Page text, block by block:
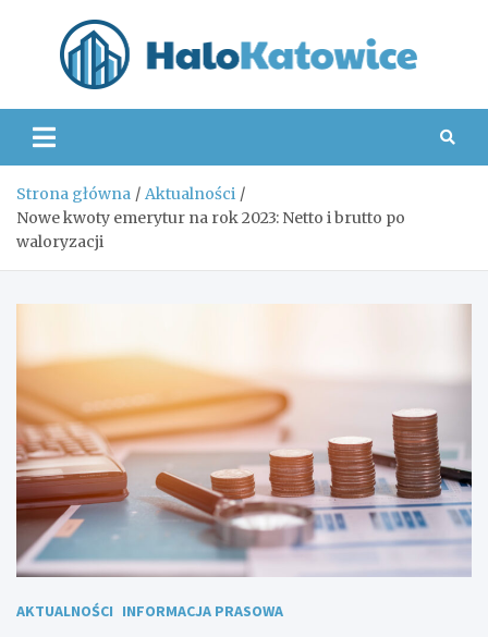
Strona główna
Aktualności
Nowe kwoty emerytur na rok 2023: Netto i brutto po
waloryzacji
AKTUALNOŚCI INFORMACJA PRASOWA